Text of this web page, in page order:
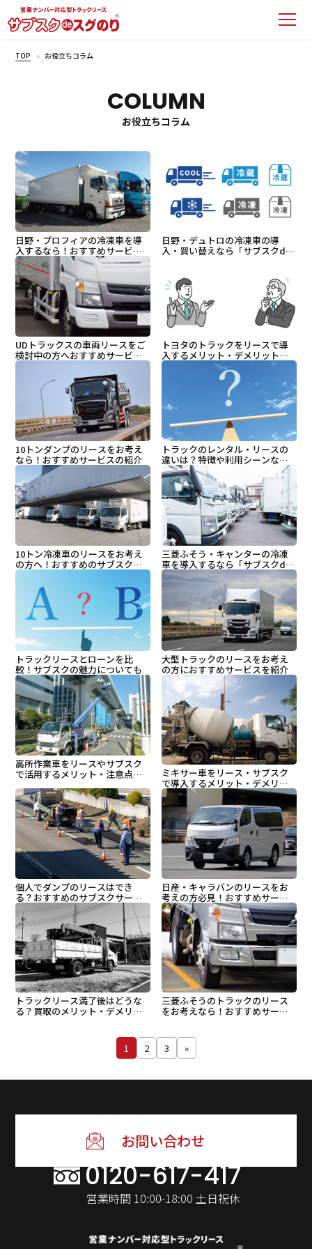
TOP お役立ちコラム
COLUMN
お役立ちコラム
日野・プロフィアの冷凍車を導
入するなら！おすすめサービス
「サブスクdeスグのり」
日野・デュトロの冷凍車の導
入・買い替えなら「サブスクde
UDトラックスの車両リースをご
検討中の方へおすすめサービス
を紹介
トヨタのトラックをリースで導
入するメリット・デメリット＆
おすすめサービス
10トンダンプのリースをお考え
なら！おすすめサービスの紹介
トラックのレンタル・リースの
違いは？特徴や利用シーンなど
を解説
10トン冷凍車のリースをお考え
の方へ！おすすめのサブスクサ
ービスを紹介
三菱ふそう・キャンターの冷凍
車を導入するなら「サブスクde
スグのり」がおすすめ
トラックリースとローンを比
較！サブスクの魅力についても
大型トラックのリースをお考え
の方におすすめサービスを紹介
高所作業車をリースやサブスク
で活用するメリット・注意点 ミキサー車をリース・サブスク
で導入するメリット・デメリッ
トを紹介
個人でダンプのリースはでき
る？おすすめのサブスクサービ
スも紹介
日産・キャラバンのリースをお
考えの方必見！おすすめサービ
スを紹介
トラックリース満了後はどうな
る？買取のメリット・デメリッ
三菱ふそうのトラックのリース
をお考えなら！おすすめサービ
1
2 3 »
お問い合わせ
0120-617-417
営業時間 10:00-18:00 土日祝休